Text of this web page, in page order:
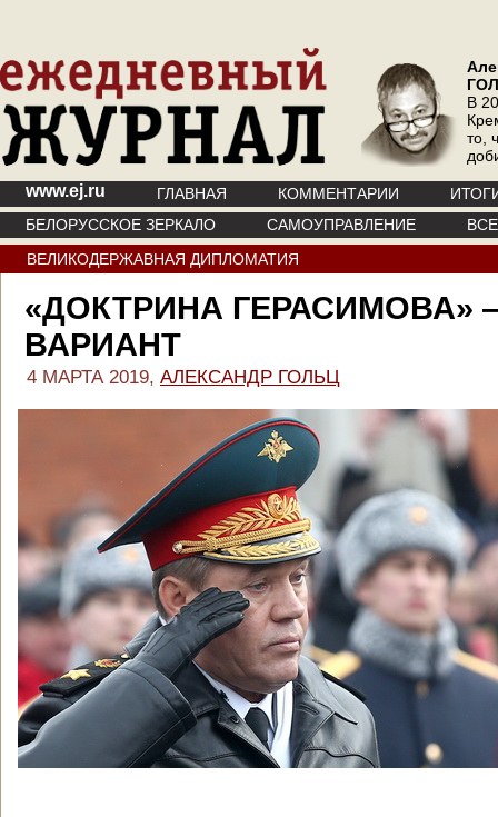
В
то,
www.ej.ru ГЛАВНАЯ КОММЕНТАРИИ
БЕЛОРУССКОЕ ЗЕРКАЛО
САМОУПРАВЛЕНИЕ
ВЕЛИКОДЕРЖАВНАЯ ДИПЛОМАТИЯ
«ДОКТРИНА
ВАРИАНТ
4 МАРТА 2019, АЛЕКСАНДР ГОЛЬЦ